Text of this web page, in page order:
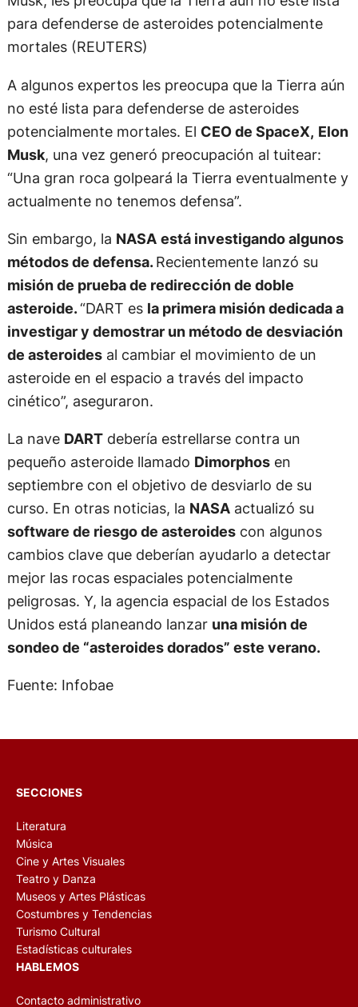
para defenderse de asteroides potencialmente
mortales (REUTERS)
A algunos expertos les preocupa que la Tierra aún
no esté lista para defenderse de asteroides
potencialmente mortales. El CEO de SpaceX, Elon
Musk, una vez generó preocupación al tuitear:
“Una gran roca golpeará la Tierra eventualmente y
actualmente no tenemos defensa”.
Sin embargo, la NASA está investigando algunos
métodos de defensa.Recientemente lanzó su
misión de prueba de redirección de doble
asteroide.“DART es la primera misión dedicada a
investigar y demostrar un método de desviación
de asteroidesal cambiar el movimiento de un
asteroide en el espacio a través del impacto
cinético”, aseguraron.
La nave DARTdebería estrellarse contra un
pequeño asteroide llamado Dimorphosen
septiembre con el objetivo de desviarlo de su
curso. En otras noticias, la NASAactualizó su
software de riesgo de asteroidescon algunos
cambios clave que deberían ayudarlo a detectar
mejor las rocas espaciales potencialmente
peligrosas. Y, la agencia espacial de los Estados
Unidos está planeando lanzar una misión de
sondeo de “asteroides dorados” este verano.
Fuente: Infobae
SECCIONES
Literatura
Música
Cine y Artes Visuales
Teatro y Danza
Museos y Artes Plásticas
Costumbres y Tendencias
Turismo Cultural
Estadísticas culturales
HABLEMOS
Contacto administrativo